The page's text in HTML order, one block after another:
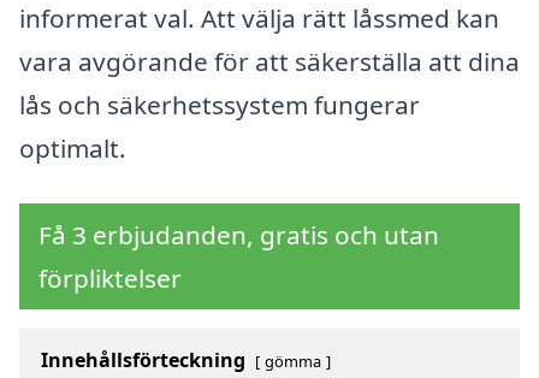
informerat val. Att välja rätt låssmed kan
vara avgörande för att säkerställa att dina
lås och säkerhetssystem fungerar
optimalt.
Få 3 erbjudanden, gratis och utan
förpliktelser
Innehållsförteckning gömma